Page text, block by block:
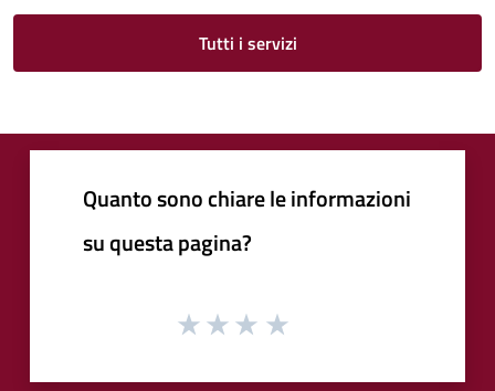
Tutti i servizi
Quanto sono chiare le informazioni
su questa pagina?